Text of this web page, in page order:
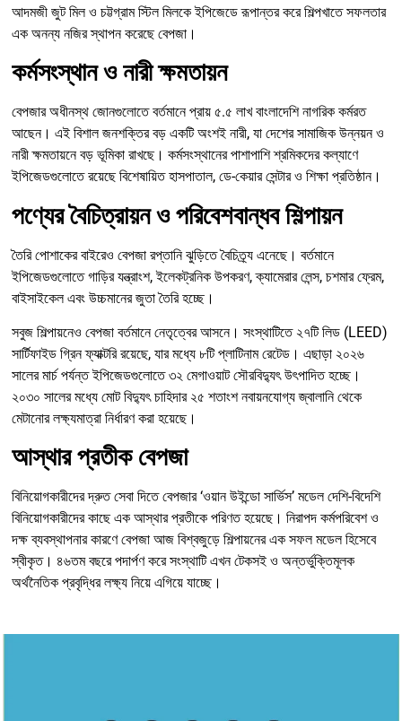
আদমজী জুট মিল ও চট্টগ্রাম স্টিল মিলকে ইপিজেডে রূপান্তর করে শিল্পখাতে সফলতার
এক অনন্য নজির স্থাপন করেছে বেপজা।
কর্মসংস্থান ও নারী ক্ষমতায়ন
বেপজার অধীনস্থ জোনগুলোতে বর্তমানে প্রায় ৫.৫ লাখ বাংলাদেশি নাগরিক কর্মরত
আছেন। এই বিশাল জনশক্তির বড় একটি অংশই নারী, যা দেশের সামাজিক উন্নয়ন ও
নারী ক্ষমতায়নে বড় ভূমিকা রাখছে। কর্মসংস্থানের পাশাপাশি শ্রমিকদের কল্যাণে
ইপিজেডগুলোতে রয়েছে বিশেষায়িত হাসপাতাল, ডে-কেয়ার সেন্টার ও শিক্ষা প্রতিষ্ঠান।
পণ্যের বৈচিত্রায়ন ও পরিবেশবান্ধব শিল্পায়ন
তৈরি পোশাকের বাইরেও বেপজা রপ্তানি ঝুড়িতে বৈচিত্র্য এনেছে। বর্তমানে
ইপিজেডগুলোতে গাড়ির যন্ত্রাংশ, ইলেকট্রনিক উপকরণ, ক্যামেরার লেন্স, চশমার ফ্রেম,
বাইসাইকেল এবং উচ্চমানের জুতা তৈরি হচ্ছে।
সবুজ শিল্পায়নেও বেপজা বর্তমানে নেতৃত্বের আসনে। সংস্থাটিতে ২৭টি লিড (LEED)
সার্টিফাইড গ্রিন ফ্যাক্টরি রয়েছে, যার মধ্যে ৮টি প্লাটিনাম রেটেড। এছাড়া ২০২৬
সালের মার্চ পর্যন্ত ইপিজেডগুলোতে ৩২ মেগাওয়াট সৌরবিদ্যুৎ উৎপাদিত হচ্ছে।
২০৩০ সালের মধ্যে মোট বিদ্যুৎ চাহিদার ২৫ শতাংশ নবায়নযোগ্য জ্বালানি থেকে
মেটানোর লক্ষ্যমাত্রা নির্ধারণ করা হয়েছে।
আস্থার প্রতীক বেপজা
বিনিয়োগকারীদের দ্রুত সেবা দিতে বেপজার ‘ওয়ান উইন্ডো সার্ভিস’ মডেল দেশি-বিদেশি
বিনিয়োগকারীদের কাছে এক আস্থার প্রতীকে পরিণত হয়েছে। নিরাপদ কর্মপরিবেশ ও
দক্ষ ব্যবস্থাপনার কারণে বেপজা আজ বিশ্বজুড়ে শিল্পায়নের এক সফল মডেল হিসেবে
স্বীকৃত। ৪৬তম বছরে পদার্পণ করে সংস্থাটি এখন টেকসই ও অন্তর্ভুক্তিমূলক
অর্থনৈতিক প্রবৃদ্ধির লক্ষ্য নিয়ে এগিয়ে যাচ্ছে।